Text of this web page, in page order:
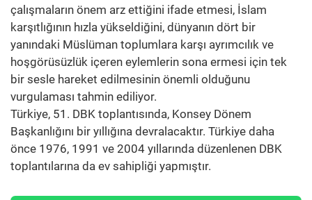
çalışmaların önem arz ettiğini ifade etmesi, İslam
karşıtlığının hızla yükseldiğini, dünyanın dört bir
yanındaki Müslüman toplumlara karşı ayrımcılık ve
hoşgörüsüzlük içeren eylemlerin sona ermesi için tek
bir sesle hareket edilmesinin önemli olduğunu
vurgulaması tahmin ediliyor.
Türkiye, 51. DBK toplantısında, Konsey Dönem
Başkanlığını bir yıllığına devralacaktır. Türkiye daha
önce 1976, 1991 ve 2004 yıllarında düzenlenen DBK
toplantılarına da ev sahipliği yapmıştır.